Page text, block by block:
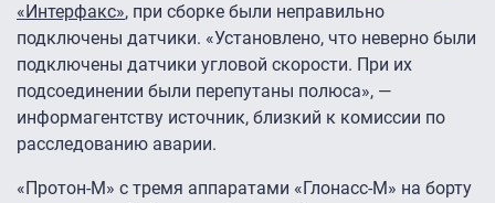
«Интерфакс», при сборке были неправильно
подключены датчики. «Установлено, что неверно были
подключены датчики угловой скорости. При их
подсоединении были перепутаны полюса», —
информагентству источник, близкий к комиссии по
расследованию аварии.
«Протон-М» с тремя аппаратами «Глонасс-М» на борту